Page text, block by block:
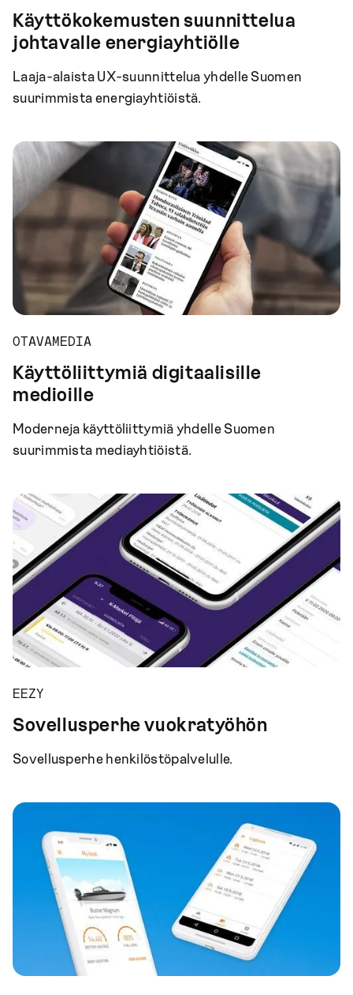
Käyttökokemusten suunnittelua
johtavalle energiayhtiölle
Laaja-alaista UX-suunnittelua yhdelle Suomen
suurimmista energiayhtiöistä.
OTAVAMEDIA
Käyttöliittymiä digitaalisille
medioille
Moderneja käyttöliittymiä yhdelle Suomen
suurimmista mediayhtiöistä.
EEZY
Sovellusperhe vuokratyöhön
Sovellusperhe henkilöstöpalvelulle.